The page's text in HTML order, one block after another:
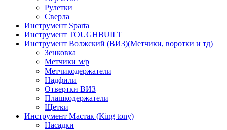
Рулетки
Сверла
Инструмент Sparta
Инструмент TOUGHBUILT
Инструмент Волжский (ВИЗ)(Метчики, воротки и тд)
Зенковка
Метчики м/р
Метчикодержатели
Надфили
Отвертки ВИЗ
Плашкодержатели
Щетки
Инструмент Мастак (King tony)
Насадки